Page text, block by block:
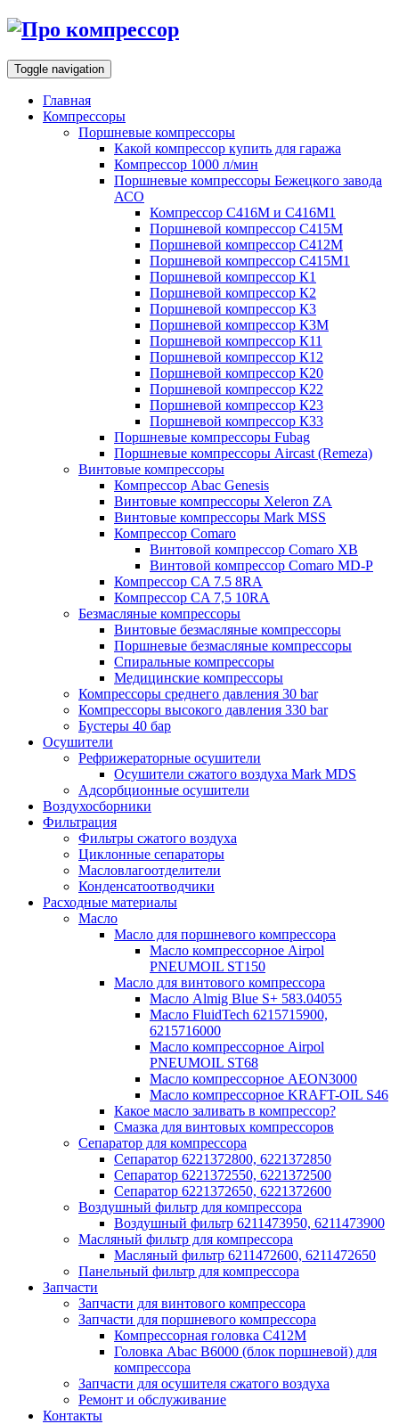
Toggle navigation
Главная
Компрессоры
Поршневые компрессоры
Какой компрессор купить для гаража
Компрессор 1000 л/мин
Поршневые компрессоры Бежецкого завода
АСО
Компрессор С416М и С416М1
Поршневой компрессор С415М
Поршневой компрессор С412М
Поршневой компрессор С415М1
Поршневой компрессор К1
Поршневой компрессор К2
Поршневой компрессор К3
Поршневой компрессор К3М
Поршневой компрессор К11
Поршневой компрессор К12
Поршневой компрессор К20
Поршневой компрессор К22
Поршневой компрессор К23
Поршневой компрессор К33
Поршневые компрессоры Fubag
Поршневые компрессоры Aircast (Remeza)
Винтовые компрессоры
Компрессор Abac Genesis
Винтовые компрессоры Xeleron ZA
Винтовые компрессоры Mark MSS
Компрессор Comaro
Винтовой компрессор Comaro XB
Винтовой компрессор Comaro MD-P
Компрессор CA 7.5 8RA
Компрессор CA 7,5 10RA
Безмасляные компрессоры
Винтовые безмасляные компрессоры
Поршневые безмасляные компрессоры
Спиральные компрессоры
Медицинские компрессоры
Компрессоры среднего давления 30 bar
Компрессоры высокого давления 330 bar
Бустеры 40 бар
Осушители
Рефрижераторные осушители
Осушители сжатого воздуха Mark MDS
Адсорбционные осушители
Воздухосборники
Фильтрация
Фильтры сжатого воздуха
Циклонные сепараторы
Масловлагоотделители
Конденсатоотводчики
Расходные материалы
Масло
Масло для поршневого компрессора
Масло компрессорное Airpol
PNEUMOIL ST150
Масло для винтового компрессора
Масло Almig Blue S+ 583.04055
Масло FluidTech 6215715900,
6215716000
Масло компрессорное Airpol
PNEUMOIL ST68
Масло компрессорное AEON3000
Масло компрессорное KRAFT-OIL S46
Какое масло заливать в компрессор?
Смазка для винтовых компрессоров
Сепаратор для компрессора
Сепаратор 6221372800, 6221372850
Сепаратор 6221372550, 6221372500
Сепаратор 6221372650, 6221372600
Воздушный фильтр для компрессора
Воздушный фильтр 6211473950, 6211473900
Масляный фильтр для компрессора
Масляный фильтр 6211472600, 6211472650
Панельный фильтр для компрессора
Запчасти
Запчасти для винтового компрессора
Запчасти для поршневого компрессора
Компрессорная головка С412М
Головка Abac B6000 (блок поршневой) для
компрессора
Запчасти для осушителя сжатого воздуха
Ремонт и обслуживание
Контакты